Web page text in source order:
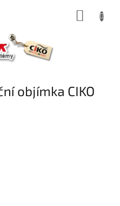
objímka CIKO